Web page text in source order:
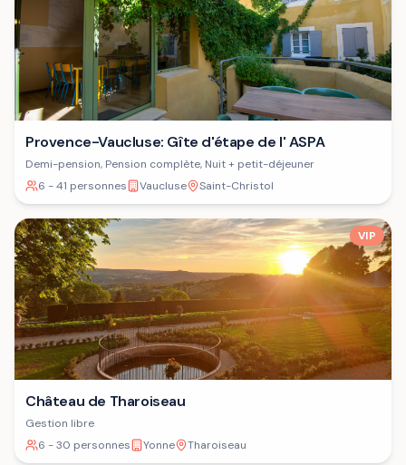
Provence-Vaucluse: Gîte d'étape de l' ASPA
Demi-pension, Pension complète, Nuit + petit-déjeuner
6 - 41 personnes
Vaucluse Saint-Christol
VIP
Château de Tharoiseau
Gestion libre
6 - 30 personnes
Yonne Tharoiseau